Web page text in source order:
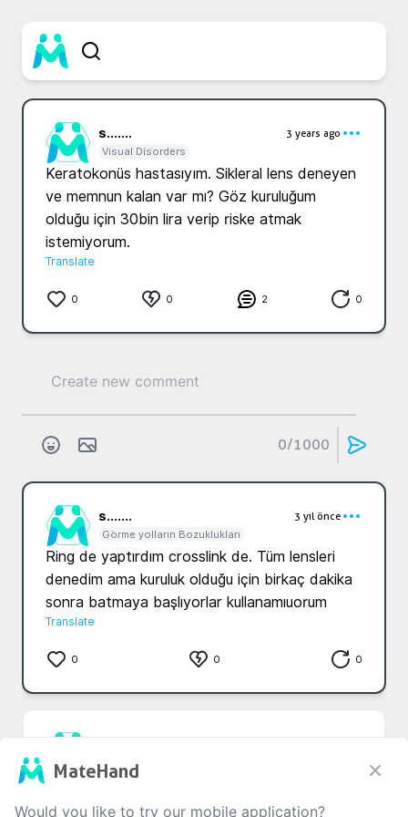
s.......
3 years ago
Visual Disorders
Keratokonüs hastasıyım. Sikleral lens deneyen
ve memnun kalan var mı? Göz kuruluğum
olduğu için 30bin lira verip riske atmak
istemiyorum.
Translate
0 0 2 0
0/1000
s.......
3 yıl önce
Görme yolların Bozuklukları
Ring de yaptırdım crosslink de. Tüm lensleri
denedim ama kuruluk olduğu için birkaç dakika
sonra batmaya başlıyorlar kullanamıuorum
Translate
0 0 0
M...Y...
Görme yolların Bozuklukları
croslink yaptirdinizmi bide sert kontak lens
uyguladinizmi bende keratokonus hastasiyim
MateHand
Would you like to try our mobile application?